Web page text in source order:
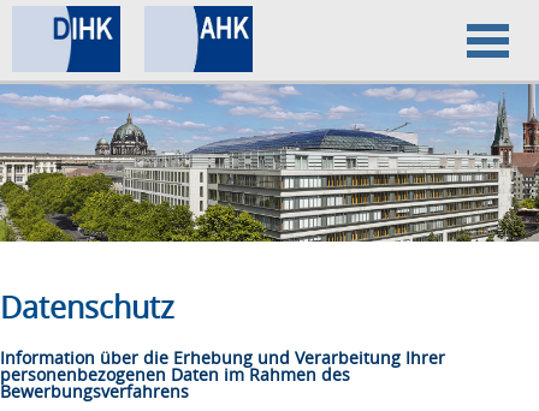
Home
Datenschutz
Impressum
Datenschutz
Information über die Erhebung und Verarbeitung Ihrer
personenbezogenen Daten im Rahmen des
Bewerbungsverfahrens